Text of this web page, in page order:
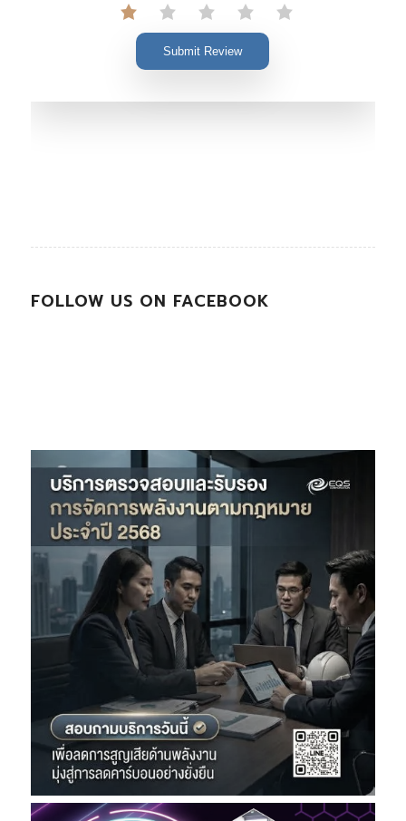
Submit Review
FOLLOW US ON FACEBOOK